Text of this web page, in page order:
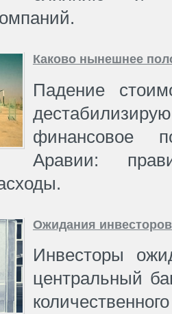
Каково нынешнее
Падение
финансовое
Аравии:
Ожидания
Инвесторы
центральный